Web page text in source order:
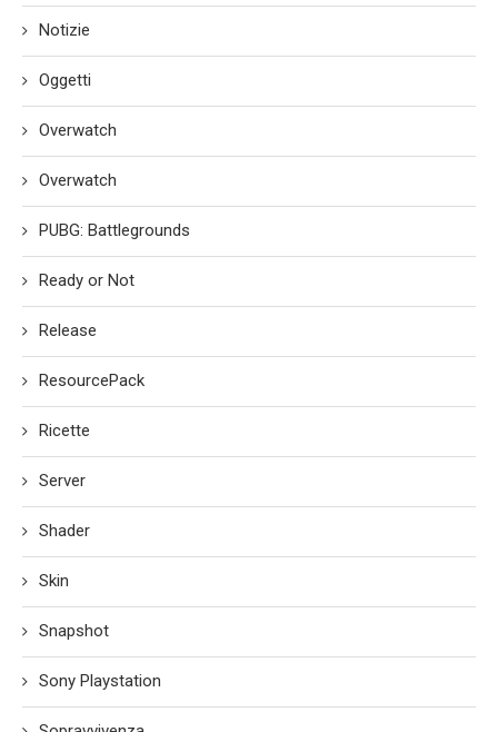
Notizie
Oggetti
Overwatch
Overwatch
PUBG: Battlegrounds
Ready or Not
Release
ResourcePack
Ricette
Server
Shader
Skin
Snapshot
Sony Playstation